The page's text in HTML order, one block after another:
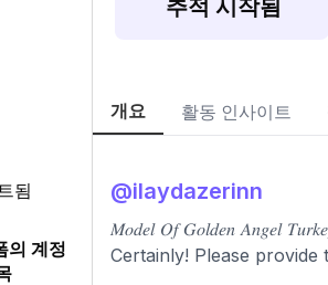
됨
의 계정
추적 시작됨
개요 활동 인사이트
@ilaydazerinn
𝑀𝑜𝑑𝑒𝑙 𝑂𝑓 𝐺𝑜𝑙𝑑𝑒𝑛 𝐴𝑛𝑔𝑒𝑙
Certainly! Please